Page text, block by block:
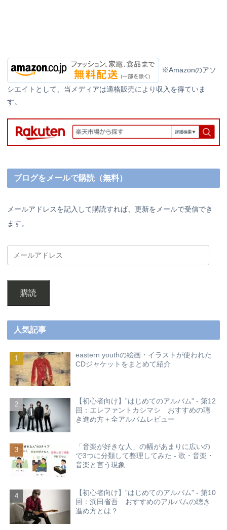
※Amazonのアソ
シエイトとして、当メディアは適格販売により収入を得ていま
す。
ブログをメールで購読（無料）
メールアドレスを記入して購読すれば、更新をメールで受信でき
ます。
購読
人気記事
eastern youthの絵画・イラストが使われた
CDジャケットをまとめて紹介
【初心者向け】”はじめてのアルバム” - 第12
回：エレファントカシマシ おすすめの聴
き進め方＋全アルバムレビュー
「音楽が好きな人」の幅があまりに広いの
で3つに分類して整理してみた - 歌・音楽・
音楽と言う現象
【初心者向け】”はじめてのアルバム” - 第10
回：浜田省吾 おすすめのアルバムの聴き
進め方とは？